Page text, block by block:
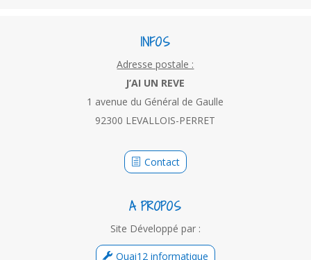
INFOS
Adresse postale :
J’AI UN REVE
1 avenue du Général de Gaulle
92300 LEVALLOIS-PERRET
Contact
A PROPOS
Site Développé par :
Quai12 informatique